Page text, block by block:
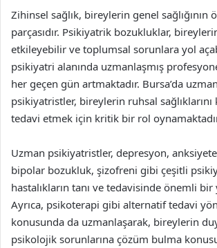
Zihinsel sağlık, bireylerin genel sağlığının
parçasıdır. Psikiyatrik bozukluklar,
etkileyebilir ve toplumsal sorunlara yol
psikiyatri alanında uzmanlaşmış
her geçen gün artmaktadır. Bursa’da
psikiyatristler, bireylerin ruhsal
tedavi etmek için kritik bir rol
Uzman psikiyatristler, depresyon,
bipolar bozukluk, şizofreni gibi çeşitli
hastalıkların tanı ve tedavisinde önemli
Ayrıca, psikoterapi gibi alternatif tedavi
konusunda da uzmanlaşarak, bireylerin
psikolojik sorunlarına çözüm bulma